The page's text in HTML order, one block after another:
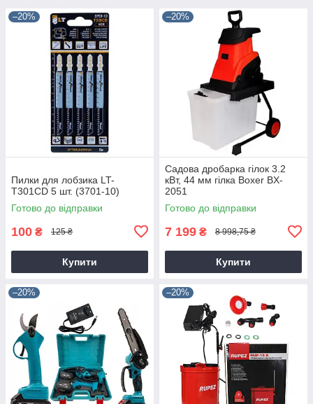
–20%
Пилки для лобзика LT-
T301CD 5 шт. (3701-10)
Готово до відправки
100 ₴ 125 ₴
Купити
–20%
Садова дробарка гілок 3.2
кВт, 44 мм гілка Boxer BX-
2051
Готово до відправки
7 199 ₴ 8 998,75 ₴
Купити
–20% –20%